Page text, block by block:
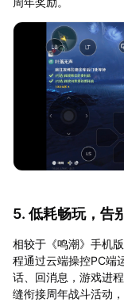
5. 低耗畅玩，告
相较于《鸣潮》手机
程通过云端操控PC端
话、回消息，游戏进
缝衔接周年战斗活动